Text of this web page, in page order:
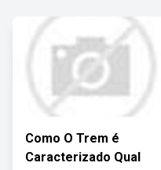
Como O Trem é
Caracterizado Qual